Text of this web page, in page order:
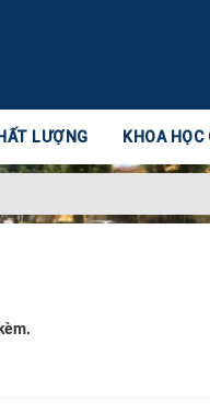
LƯỢNG KHOA HỌC